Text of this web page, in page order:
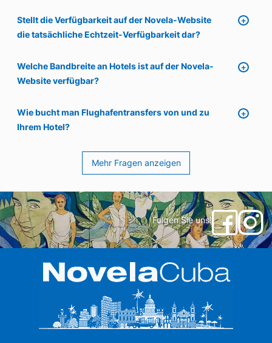
Stellt die Verfügbarkeit auf der Novela-Website
die tatsächliche Echtzeit-Verfügbarkeit dar?
Welche Bandbreite an Hotels ist auf der Novela-
Website verfügbar?
Wie bucht man Flughafentransfers von und zu
Ihrem Hotel?
Mehr Fragen anzeigen
Folgen Sie uns!